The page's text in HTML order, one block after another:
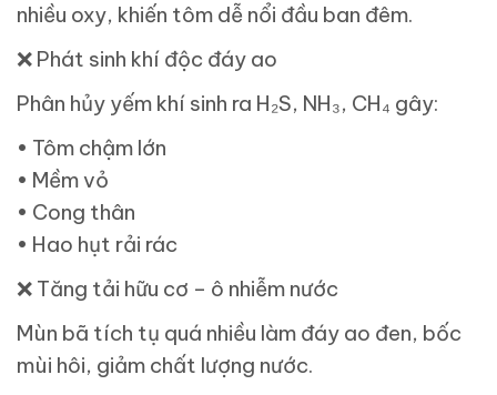
nhiều oxy, khiến tôm dễ nổi đầu ban đêm.
❌ Phát sinh khí độc đáy ao
Phân hủy yếm khí sinh ra H₂S, NH₃, CH₄ gây:
• Tôm chậm lớn
• Mềm vỏ
• Cong thân
• Hao hụt rải rác
❌ Tăng tải hữu cơ – ô nhiễm nước
Mùn bã tích tụ quá nhiều làm đáy ao đen, bốc
mùi hôi, giảm chất lượng nước.